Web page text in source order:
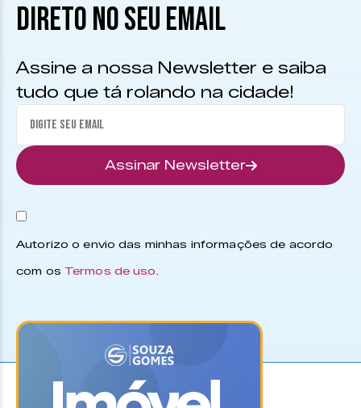
DIRETO NO SEU EMAIL
Assine a nossa Newsletter e saiba
tudo que tá rolando na cidade!
Assinar Newsletter
Autorizo o envio das minhas informações de acordo
com os Termos de uso.